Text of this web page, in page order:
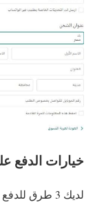
خيارات الدفع
لديك 3 طرق للدفع ألا وهم: